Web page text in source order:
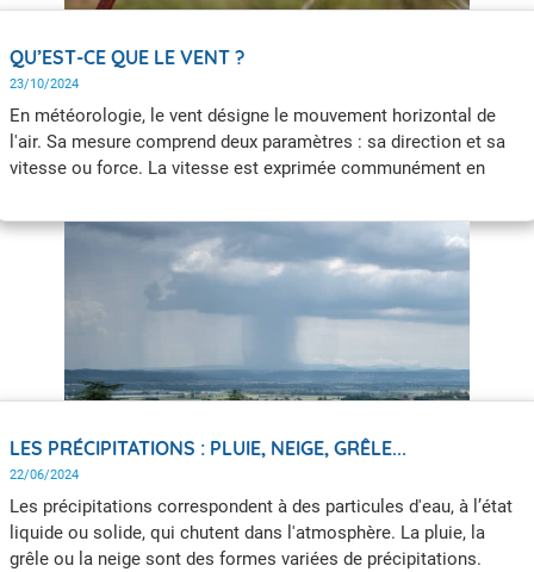
QU’EST-CE QUE LE VENT ?
23/10/2024
En météorologie, le vent désigne le mouvement horizontal de
l'air. Sa mesure comprend deux paramètres : sa direction et sa
vitesse ou force. La vitesse est exprimée communément en
1,852 km/h). La mesure du vent est toujours une moyenne sur
une période donnée.
LES PRÉCIPITATIONS : PLUIE, NEIGE, GRÊLE...
22/06/2024
Les précipitations correspondent à des particules d'eau, à l’état
liquide ou solide, qui chutent dans l'atmosphère. La pluie, la
grêle ou la neige sont des formes variées de précipitations.